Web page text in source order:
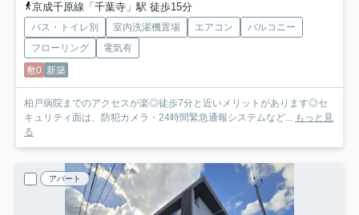
京成千原線「千葉寺」駅 徒歩15分
バス・トイレ別 室内洗濯機置場 エアコン
バルコニー
フローリング
電気有
敷0 新築
柏戸病院までのアクセスが楽◎徒歩7分と近いメリットがあります◎セ
キュリティ面は、防犯カメラ・24時間緊急通報システムなど... もっと見
る
アパート